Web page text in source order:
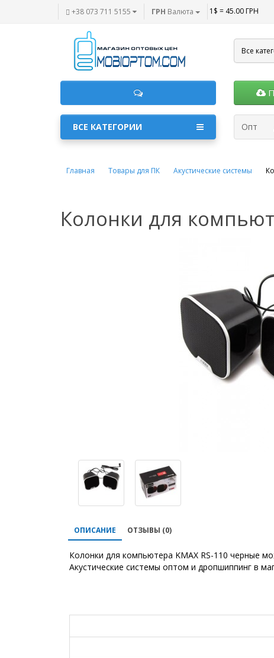
+38 073 711 5155 ГРН Валюта 1$ = 45.00 ГРН
Все
Опт
ВСЕ КАТЕГОРИИ
Главная Товары для ПК Акустические системы
Колонки для
ОПИСАНИЕ ОТЗЫВЫ (0)
Колонки для компьютера KMAX RS-110 черные
Акустические системы оптом и дропшиппинг в